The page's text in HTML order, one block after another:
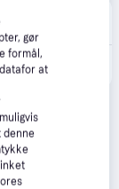
1.065 kr.
gør
formål,
at
denne